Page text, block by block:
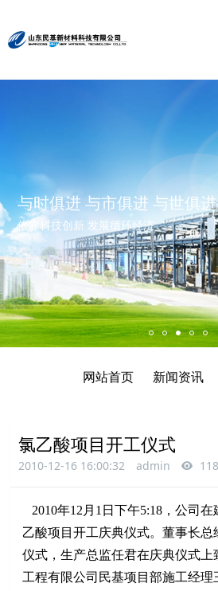
招标公告
招标详情及投标方式请点击
打造氯乙酸世界
迈向世界价值链高端 打造世界精细化工
市场第一品牌
与时俱进 与市俱进 与世俱进
依靠科技创新 发展循环经济
精益求精 铸造品质
立足新起点 开创新局面
节能环保 捍
投入-产出-资源综合
网站首页 新闻资讯
氯乙酸项目开工仪式
2010-12-16 16:00:32 admin
2010年12月1日下午5:18，公司
乙酸项目开工庆典仪式。董事长
仪式，生产总监任君在庆典仪式上
工程有限公司民基项目部施工经